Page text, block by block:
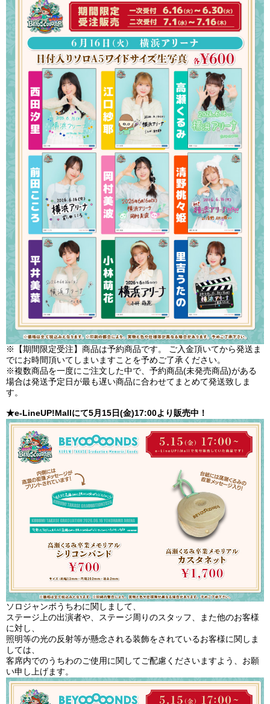
※【期間限定受注】商品は予約商品です。 ご入金頂いてから発送ま
でにお時間頂いてしまいますことを予めご了承ください。
※複数商品を一度にご注文した中で、予約商品(未発売商品)がある
場合は発送予定日が最も遅い商品に合わせてまとめて発送致しま
す。
★e-LineUP!Mallにて5月15日(金)17:00より販売中！
ソロジャンボうちわに関しまして、
ステージ上の出演者や、ステージ周りのスタッフ、また他のお客様
に対し、
照明等の光の反射等が懸念される装飾をされているお客様に関しま
しては、
客席内でのうちわのご使用に関してご配慮くださいますよう、お願
い申し上げます。